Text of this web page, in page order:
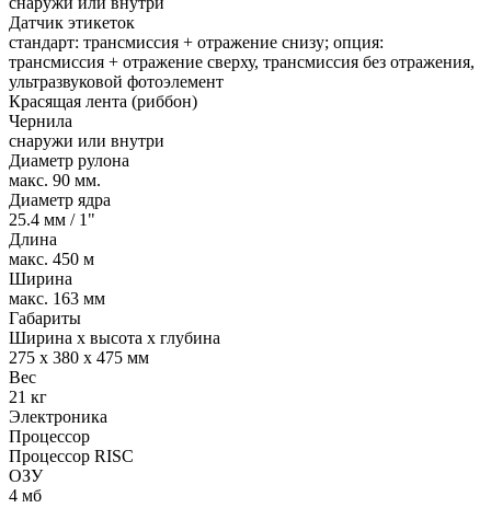
Датчик этикеток
стандарт: трансмиссия + отражение снизу; опция:
трансмиссия + отражение сверху, трансмиссия без отражения,
ультразвуковой фотоэлемент
Красящая лента (риббон)
Чернила
снаружи или внутри
Диаметр рулона
макс. 90 мм.
Диаметр ядра
25.4 мм / 1"
Длина
макс. 450 м
Ширина
макс. 163 мм
Габариты
Ширина x высота x глубина
275 x 380 x 475 мм
Вес
21 кг
Электроника
Процессор
Процессор RISC
ОЗУ
4 мб